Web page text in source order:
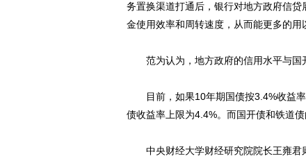
务置换渠道打通后，银行对地方政府信
金使用效率和周转速度，从而能更多的用
范为认为，地方政府的信用水平与国
目前，如果10年期国债按3.4%收益率
债收益率上限为4.4%。而国开债和铁道
中央财经大学财经研究院院长王雍君